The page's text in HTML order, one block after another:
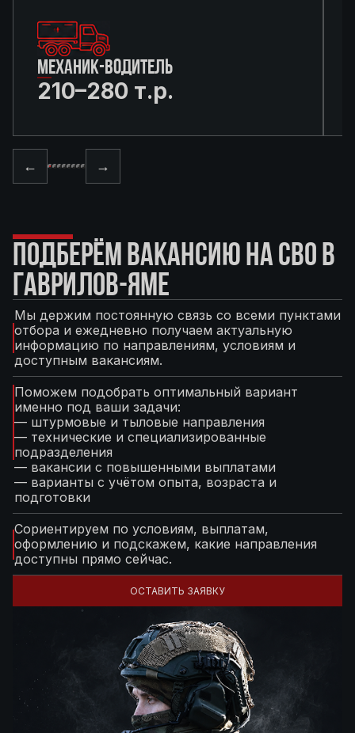
МЕХАНИК-ВОДИТЕЛЬ
210–280 т.р.
← →
ПОДБЕРЁМ ВАКАНСИЮ НА СВО В
ГАВРИЛОВ-ЯМЕ
Мы держим постоянную связь со всеми пунктами
отбора и ежедневно получаем актуальную
информацию по направлениям, условиям и
доступным вакансиям.
Поможем подобрать оптимальный вариант
именно под ваши задачи:
— штурмовые и тыловые направления
— технические и специализированные
подразделения
— вакансии с повышенными выплатами
— варианты с учётом опыта, возраста и
подготовки
Сориентируем по условиям, выплатам,
оформлению и подскажем, какие направления
доступны прямо сейчас.
ОСТАВИТЬ ЗАЯВКУ